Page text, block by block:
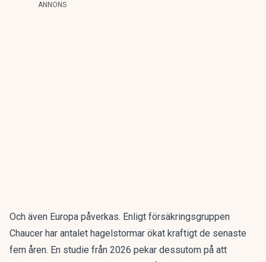
ANNONS
Och även Europa påverkas. Enligt försäkringsgruppen
Chaucer har antalet hagelstormar ökat kraftigt de senaste
fem åren. En studie från 2026 pekar dessutom på att